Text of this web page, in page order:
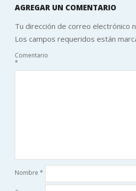
AGREGAR UN COMENTARIO
Tu dirección de correo electrónico
Los campos requeridos están
Comentario
*
Nombre *